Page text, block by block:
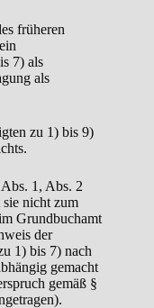
früheren
7) als
als
zu 1) bis 9)
1, Abs. 2
nicht zum
Grundbuchamt
der
1) bis 7) nach
gemacht
gemäß §